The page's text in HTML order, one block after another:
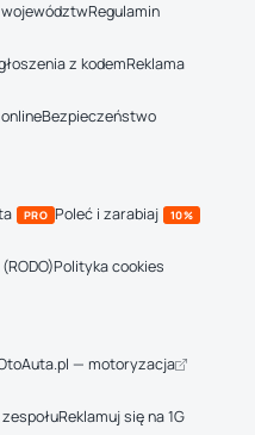
Regulamin
z kodemReklama
Bezpieczeństwo
PRO Poleć i zarabiaj 10%
Polityka cookies
— motoryzacja
Reklamuj się na 1G